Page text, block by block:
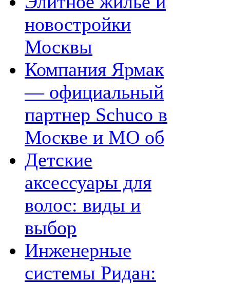
новостройки
Москвы
Компания Ярмак
— официальный
партнер Schuco в
Москве и МО об
Детские
аксессуары для
волос: виды и
выбор
Инженерные
системы Ридан: